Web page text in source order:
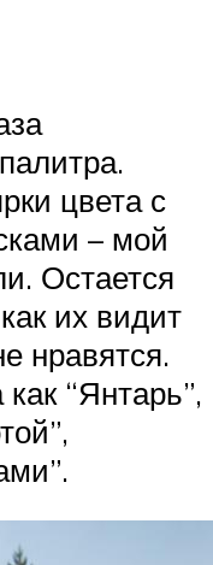
цвета с
– мой
Остается
их видит
нравятся.
“Янтарь”,